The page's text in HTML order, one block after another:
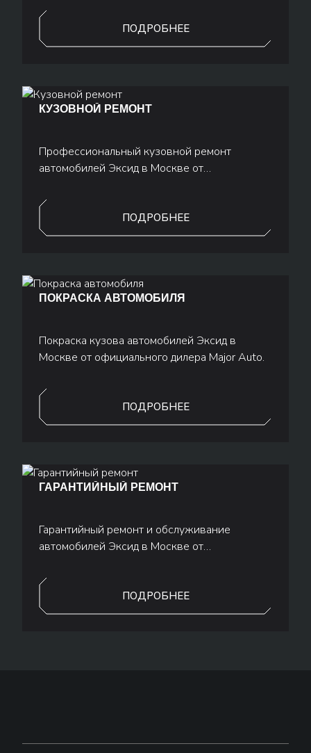
ПОДРОБНЕЕ
КУЗОВНОЙ РЕМОНТ
Профессиональный кузовной ремонт
автомобилей Эксид в Москве от
ПОДРОБНЕЕ
ПОКРАСКА АВТОМОБИЛЯ
Покраска кузова автомобилей Эксид в
Москве от официального дилера Major Auto.
ПОДРОБНЕЕ
ГАРАНТИЙНЫЙ РЕМОНТ
Гарантийный ремонт и обслуживание
автомобилей Эксид в Москве от
ПОДРОБНЕЕ